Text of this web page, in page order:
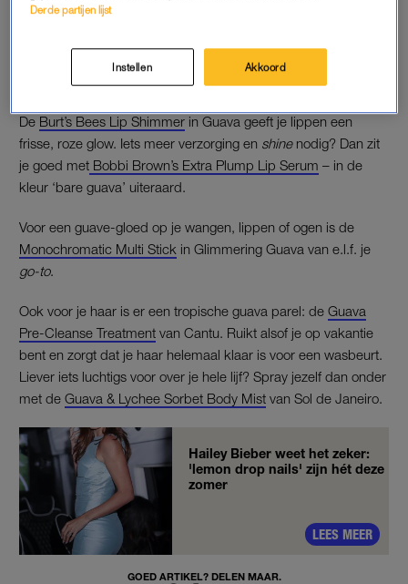
Dat jij nu snakt naar beautyproducten met een vleugje
dat snappen we, sterker nog, we helpen je graag.
De Burt’s Bees Lip Shimmer in Guava geeft je lippen een
frisse, roze glow. Iets meer verzorging en shinenodig? Dan zit
je goed met Bobbi Brown’s Extra Plump Lip Serum – in de
kleur ‘bare guava’ uiteraard.
Voor een guave-gloed op je wangen, lippen of ogen is de
Monochromatic Multi Stick in Glimmering Guava van e.l.f. je
go-to.
Ook voor je haar is er een tropische guava parel: de Guava
Pre-Cleanse Treatment van Cantu. Ruikt alsof je op vakantie
bent en zorgt dat je haar helemaal klaar is voor een wasbeurt.
Liever iets luchtigs voor over je hele lijf? Spray jezelf dan onder
met de Guava & Lychee Sorbet Body Mist van Sol de Janeiro.
Hailey Bieber weet het zeker:
'lemon drop nails' zijn hét deze
zomer
LEES MEER
GOED ARTIKEL? DELEN MAAR.
Derde partijen lijst
Instellen Akkoord